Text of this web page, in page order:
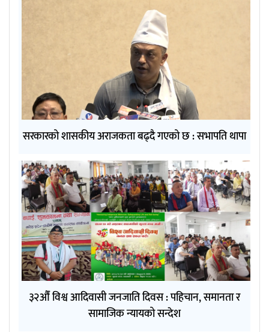
सरकारको शासकीय अराजकता बढ्दै गएको छ : सभापति थापा
३२औँ विश्व आदिवासी जनजाति दिवस : पहिचान, समानता र
सामाजिक न्यायको सन्देश